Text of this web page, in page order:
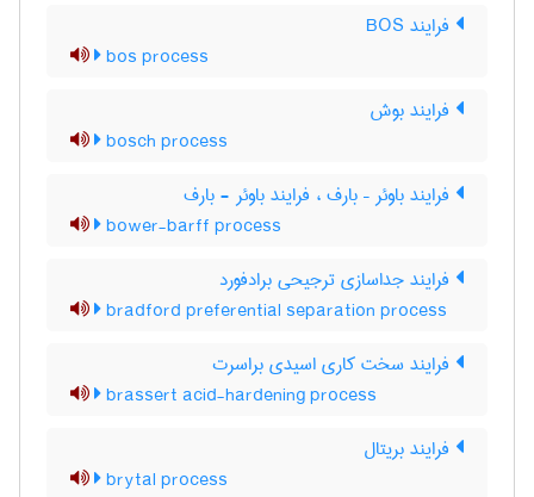
فرایند BOS
bos process
فرایند بوش
bosch process
فرایند باوئر – بارف ، فرایند باوئر - بارف
bower-barff process
فرایند جداسازی ترجیحی برادفورد
bradford preferential separation process
فرایند سخت کاری اسیدی براسرت
brassert acid-hardening process
فرایند بریتال
brytal process